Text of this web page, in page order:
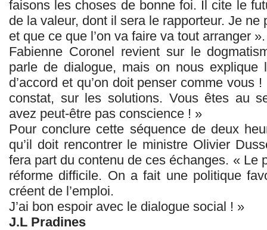
faisons les choses de bonne foi. Il cite le
de la valeur, dont il sera le rapporteur. Je
et que ce que l’on va faire va tout arranger ».
Fabienne Coronel revient sur le
parle de dialogue, mais on nous explique
d’accord et qu’on doit penser comme vous
constat, sur les solutions. Vous êtes au
avez peut-être pas conscience ! »
Pour conclure cette séquence de deux
qu’il doit rencontrer le ministre Olivier
fera part du contenu de ces échanges. « Le
réforme difficile. On a fait une politique
créent de l’emploi.
J’ai bon espoir avec le dialogue social ! »
J.L Pradines